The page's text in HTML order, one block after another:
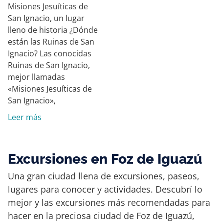
Misiones Jesuíticas de
San Ignacio, un lugar
lleno de historia ¿Dónde
están las Ruinas de San
Ignacio? Las conocidas
Ruinas de San Ignacio,
mejor llamadas
«Misiones Jesuíticas de
San Ignacio»,
Leer más
Excursiones en Foz de Iguazú
Una gran ciudad llena de excursiones, paseos,
lugares para conocer y actividades. Descubrí lo
mejor y las excursiones más recomendadas para
hacer en la preciosa ciudad de Foz de Iguazú,